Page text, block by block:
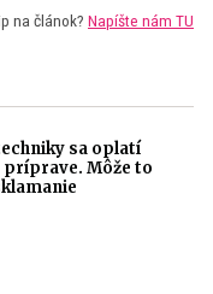
na článok? Napíšte nám TU
sa oplatí
Môže to